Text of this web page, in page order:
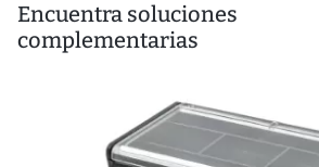
Encuentra soluciones
complementarias